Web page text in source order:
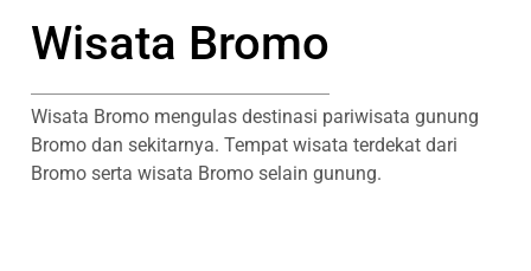
Wisata Bromo
Wisata Bromo mengulas destinasi pariwisata gunung
Bromo dan sekitarnya. Tempat wisata terdekat dari
Bromo serta wisata Bromo selain gunung.